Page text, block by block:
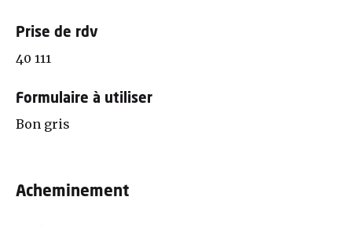
Prise de rdv
40 111
Formulaire à utiliser
Bon gris
Acheminement